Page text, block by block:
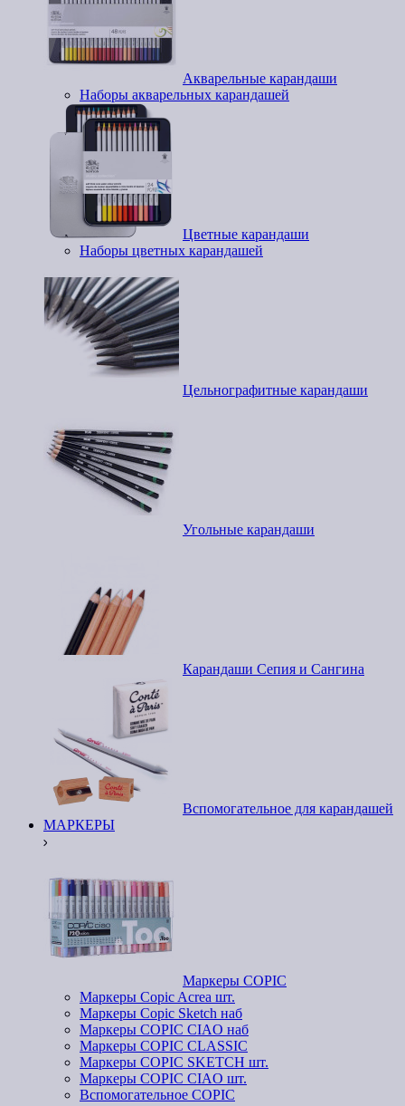
Акварельные карандаши
Наборы акварельных карандашей
Цветные карандаши
Наборы цветных карандашей
Цельнографитные карандаши
Угольные карандаши
Карандаши Сепия и Сангина
Вспомогательное для карандашей
МАРКЕРЫ
Маркеры COPIC
Маркеры Copic Acrea шт.
Маркеры Copic Sketch наб
Маркеры COPIC CIAO наб
Маркеры COPIC CLASSIC
Маркеры COPIC SKETCH шт.
Маркеры COPIC CIAO шт.
Вспомогательное COPIC